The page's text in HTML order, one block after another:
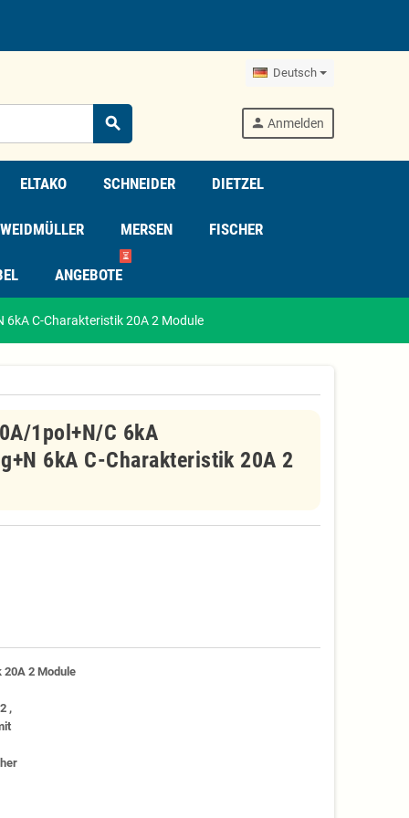
Deutsch
search person Anmelden
ELTAKO SCHNEIDER DIETZEL
WEIDMÜLLER MERSEN FISCHER
ANGEBOTE
⏳
C-Charakteristik 20A 2 Module
1pol+N/C 6kA
6kA C-Charakteristik 20A 2
2 Module
,